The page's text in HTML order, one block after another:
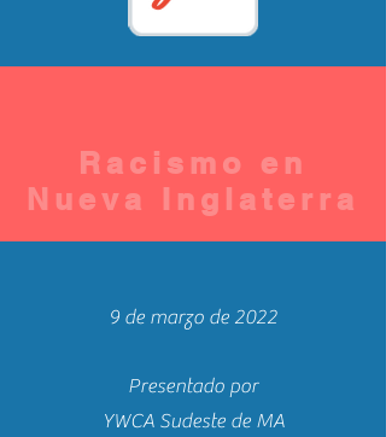
Racismo en
Nueva Inglaterra
9 de marzo de 2022
Presentado por
YWCA Sudeste de MA